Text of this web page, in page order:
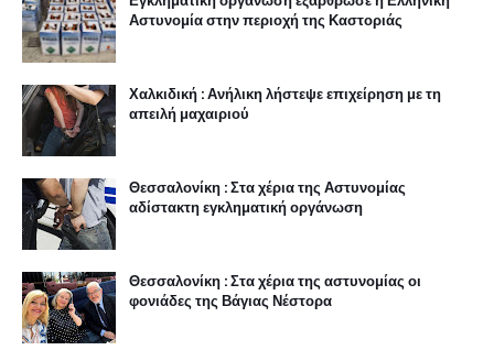
Αστυνομία στην περιοχή της Καστοριάς
Χαλκιδική : Ανήλικη λήστεψε επιχείρηση με τη
απειλή μαχαιριού
Θεσσαλονίκη : Στα χέρια της Αστυνομίας
αδίστακτη εγκληματική οργάνωση
Θεσσαλονίκη : Στα χέρια της αστυνομίας οι
φονιάδες της Βάγιας Νέστορα